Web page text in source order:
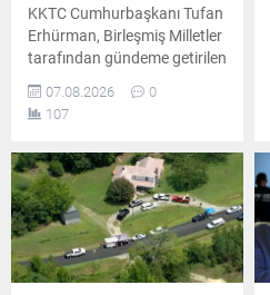
KKTC Cumhurbaşkanı Tufan
Erhürman, Birleşmiş Milletler
tarafından gündeme getirilen
yönetimi tarafından geri
çevrildiğini duyurdu. Ada
tedbirler tartışılmaya devam
ediyor.
07.08.2026
0
107